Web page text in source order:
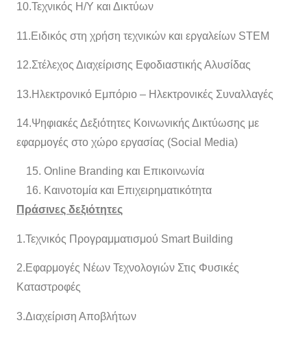
10.Τεχνικός Η/Υ και Δικτύων
11.Ειδικός στη χρήση τεχνικών και εργαλείων STEM
12.Στέλεχος Διαχείρισης Εφοδιαστικής Αλυσίδας
13.Ηλεκτρονικό Εμπόριο – Ηλεκτρονικές Συναλλαγές
14.Ψηφιακές Δεξιότητες Κοινωνικής Δικτύωσης με
εφαρμογές στο χώρο εργασίας (Social Media)
Online Branding και Επικοινωνία
Καινοτομία και Επιχειρηματικότητα
Πράσινες δεξιότητες
1.Τεχνικός Προγραμματισμού Smart Building
2.Εφαρμογές Νέων Τεχνολογιών Στις Φυσικές
Καταστροφές
3.Διαχείριση Αποβλήτων